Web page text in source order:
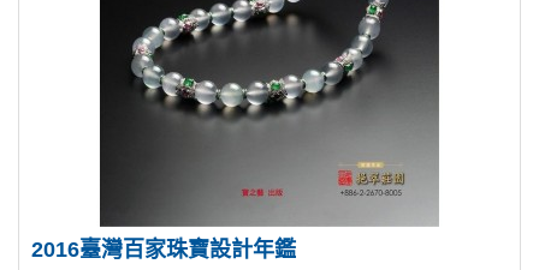
2016臺灣百家珠寶設計年鑑